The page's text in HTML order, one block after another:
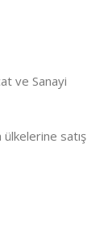
ve Sanayi
satış